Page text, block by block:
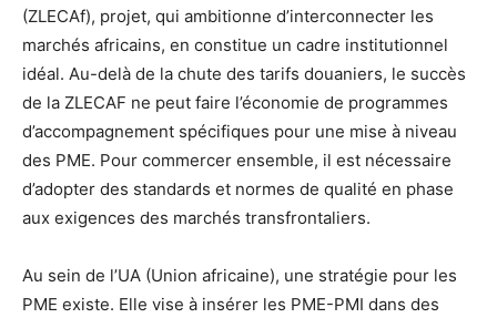
(ZLECAf), projet, qui ambitionne d’interconnecter les
marchés africains, en constitue un cadre institutionnel
idéal. Au-delà de la chute des tarifs douaniers, le succès
de la ZLECAF ne peut faire l’économie de programmes
d’accompagnement spécifiques pour une mise à niveau
des PME. Pour commercer ensemble, il est nécessaire
d’adopter des standards et normes de qualité en phase
aux exigences des marchés transfrontaliers.
Au sein de l’UA (Union africaine), une stratégie pour les
PME existe. Elle vise à insérer les PME-PMI dans des